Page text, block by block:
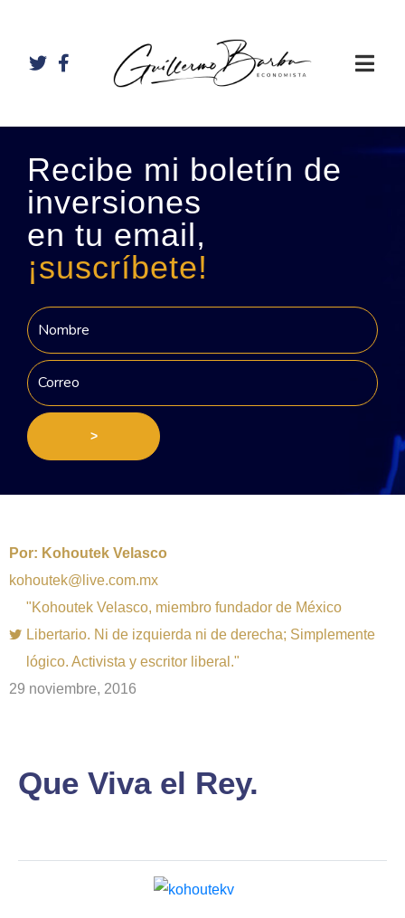
Recibe mi boletín de
inversiones
en tu email,
¡suscríbete!
>
Por: Kohoutek Velasco
kohoutek@live.com.mx
"Kohoutek Velasco, miembro fundador de México
Libertario. Ni de izquierda ni de derecha; Simplemente
lógico. Activista y escritor liberal."
29 noviembre, 2016
Que Viva el Rey.